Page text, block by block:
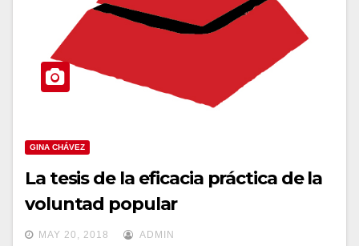
GINA CHÁVEZ
La tesis de la eficacia práctica de la
voluntad popular
MAY 20, 2018 ADMIN